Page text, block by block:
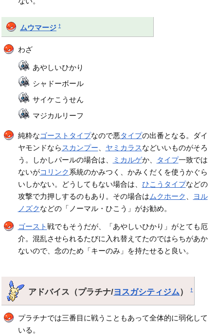
ムウマージ †
わざ
あやしいひかり
シャドーボール
サイケこうせん
マジカルリーフ
純粋なゴーストタイプなので悪タイプの出番となる。ダイ
ヤモンドなら スカンプー ヤミカラスなどいいものがそろ
う。しかしパールの場合は、
ミカルゲか、 タイプ一致では
ないがコリンク系統のかみつく、かみくだくを使うかぐら
いしかない。どうしてもない場合は、 ひこうタイプなどの
攻撃で力押しするのもあり。その場合は ムクホーク
ヨル
ノズクなどの「ノーマル・ひこう」がお勧め。
ゴースト戦でもそうだが、「あやしいひかり」がとても厄
介。混乱させられるたびに入れ替えてたのではらちがあか
ないので、念のため「キーのみ」を持たせると良い。
アドバイス（プラチナ/ヨスガシティジム）†
プラチナでは三番目に戦うこともあって全体的に弱化して
いる。